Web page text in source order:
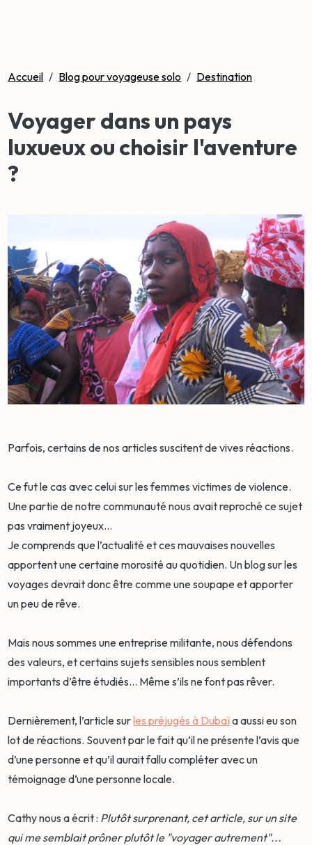
Accueil / Blog pour voyageuse solo / Destination
Voyager dans un pays
luxueux ou choisir l'aventure
?
Parfois, certains de nos articles suscitent de vives réactions.
Ce fut le cas avec celui sur les femmes victimes de violence.
Une partie de notre communauté nous avait reproché ce sujet
pas vraiment joyeux…
Je comprends que l’actualité et ces mauvaises nouvelles
apportent une certaine morosité au quotidien. Un blog sur les
voyages devrait donc être comme une soupape et apporter
un peu de rêve.
Mais nous sommes une entreprise militante, nous défendons
des valeurs, et certains sujets sensibles nous semblent
importants d’être étudiés… Même s’ils ne font pas rêver.
Dernièrement, l’article surles préjugés à Dubaïa aussi eu son
lot de réactions. Souvent par le fait qu’il ne présente l’avis que
d’une personne et qu’il aurait fallu compléter avec un
témoignage d’une personne locale.
Cathy nous a écrit : Plutôt surprenant, cet article, sur un site
qui me semblait prôner plutôt le "voyager autrement"...